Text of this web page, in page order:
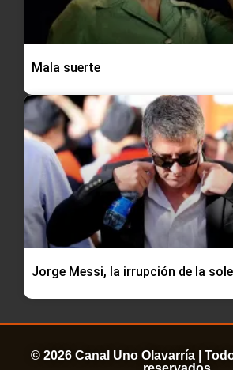
Mala suerte
Jorge Messi, la irrupción de la
© 2026 Canal Uno Olavarría |